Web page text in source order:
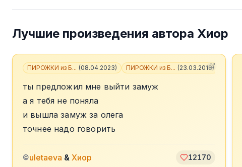
Лучшие произведения автора Хиор
ПИРОЖКИ из Б... (08.04.2023) ПИРОЖКИ из Б... (23.03.2018)
ты предложил мне выйти замуж
а я тебя не поняла
и вышла замуж за олега
точнее надо говорить
©uletaeva & Хиор 12170